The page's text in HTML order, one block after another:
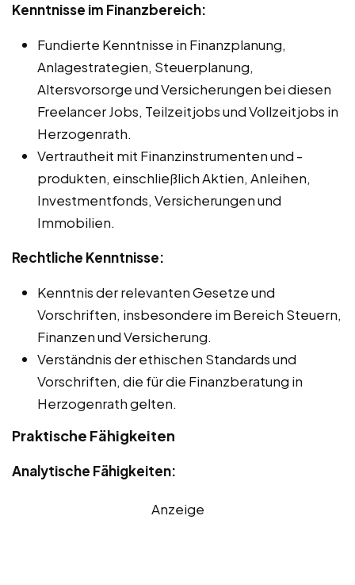
Kenntnisse im Finanzbereich:
Fundierte Kenntnisse in Finanzplanung,
Anlagestrategien, Steuerplanung,
Altersvorsorge und Versicherungen bei diesen
Freelancer Jobs, Teilzeitjobs und Vollzeitjobs in
Herzogenrath.
Vertrautheit mit Finanzinstrumenten und -
produkten, einschließlich Aktien, Anleihen,
Investmentfonds, Versicherungen und
Immobilien.
Rechtliche Kenntnisse:
Kenntnis der relevanten Gesetze und
Vorschriften, insbesondere im Bereich Steuern,
Finanzen und Versicherung.
Verständnis der ethischen Standards und
Vorschriften, die für die Finanzberatung in
Herzogenrath gelten.
Praktische Fähigkeiten
Analytische Fähigkeiten:
Anzeige